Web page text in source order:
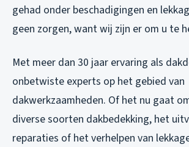
gehad onder beschadigingen en
geen zorgen, want wij zijn er om u te
Met meer dan 30 jaar ervaring als
onbetwiste experts op het gebied van
dakwerkzaamheden. Of het nu gaat
diverse soorten dakbedekking, het
reparaties of het verhelpen van